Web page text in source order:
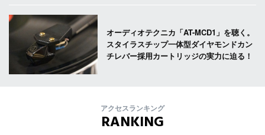
オーディオテクニカ「AT-MCD1」を聴く。
スタイラスチップ一体型ダイヤモンドカン
チレバー採用カートリッジの実力に迫る！
アクセスランキング
RANKING